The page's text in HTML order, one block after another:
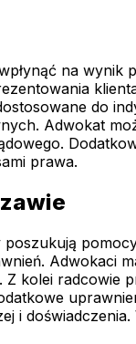
na
do
Adwokat
prawa.
Adwokaci
kolei radcowie
i